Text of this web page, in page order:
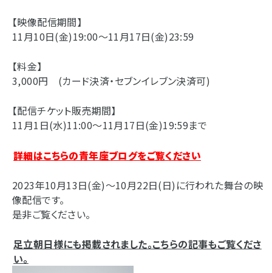
【映像配信期間】
11月10日(金)19:00～11月17日(金)23:59
【料金】
3,000円 (カード決済・セブンイレブン決済可)
【配信チケット販売期間】
11月1日(水)11:00～11月17日(金)19:59まで
詳細はこちらの青年座ブログをご覧ください
2023年10月13日(金)～10月22日(日)に行われた舞台の映
像配信です。
是非ご覧ください。
足立朝日様にも掲載されました。こちらの記事もご覧くださ
い。